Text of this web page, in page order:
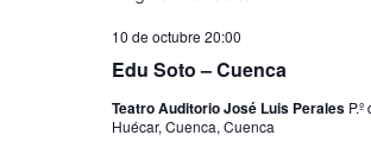
Edu Soto – Cuenca
10 de octubre 20:00
Teatro Auditorio José Luis Perales P.º
Huécar, Cuenca, Cuenca